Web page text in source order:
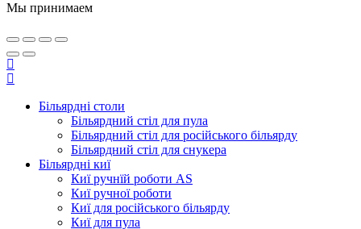
Мы принимаем
Більярдні столи
Більярдний стіл для пула
Більярдний стіл для російського більярду
Більярдний стіл для снукера
Більярдні киї
Киї ручнїй роботи AS
Киї ручної роботи
Киї для російського більярду
Киї для пула